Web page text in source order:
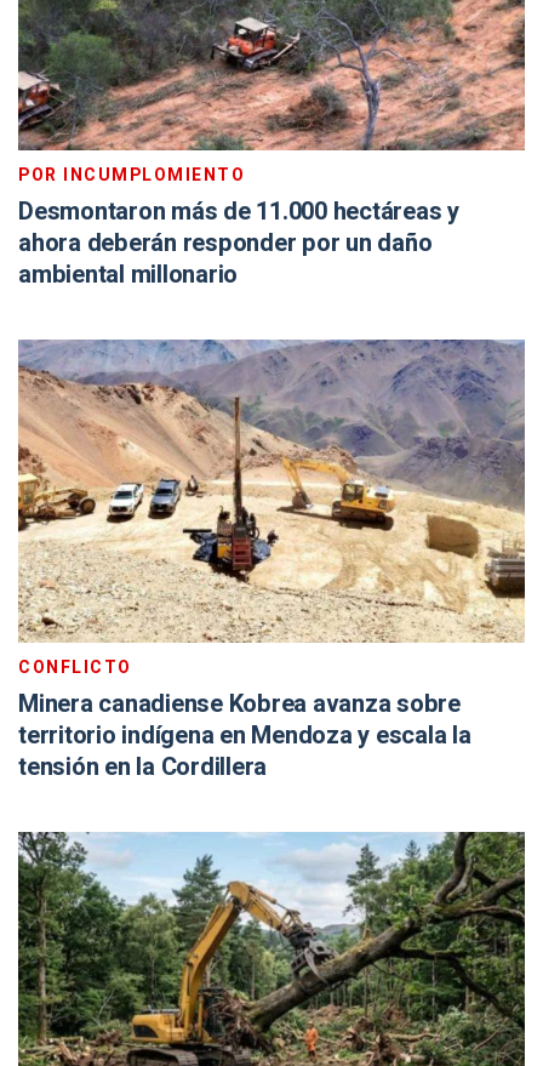
POR INCUMPLOMIENTO
Desmontaron más de 11.000 hectáreas y
ahora deberán responder por un daño
ambiental millonario
CONFLICTO
Minera canadiense Kobrea avanza sobre
territorio indígena en Mendoza y escala la
tensión en la Cordillera